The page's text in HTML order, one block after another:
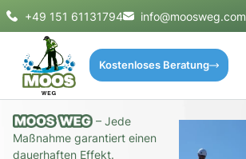
+49 151 61131794 info@moosweg.com
Kostenloses Beratung
– Jede
Maßnahme garantiert einen
dauerhaften Effekt.